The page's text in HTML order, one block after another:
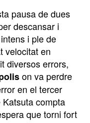
pausa de dues
descansar i
i ple de
velocitat en
diversos errors,
on va perdre
en el tercer
compta
que torni fort